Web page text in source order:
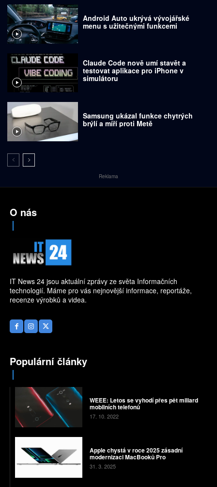
Android Auto ukrývá vývojářské
menu s užitečnými funkcemi
Claude Code nově umí stavět a
testovat aplikace pro iPhone v
simulátoru
Samsung ukázal funkce chytrých
brýlí a míří proti Metě
Reklama
O nás
IT News 24 jsou aktuální zprávy ze světa Informačních
technologií. Máme pro vás nejnovější informace, reportáže,
recenze výrobků a videa.
Populární články
WEEE: Letos se vyhodí přes pět miliard
mobilních telefonů
17. 10. 2022
Apple chystá v roce 2025 zásadní
modernizaci MacBooků Pro
31. 3. 2025